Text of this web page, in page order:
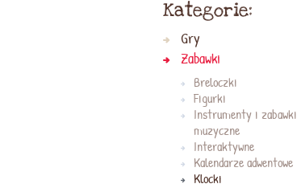
Kategorie:
Gry
Zabawki
Breloczki
Figurki
Instrumenty i zabawki
muzyczne
Interaktywne
Kalendarze adwentowe
Klocki